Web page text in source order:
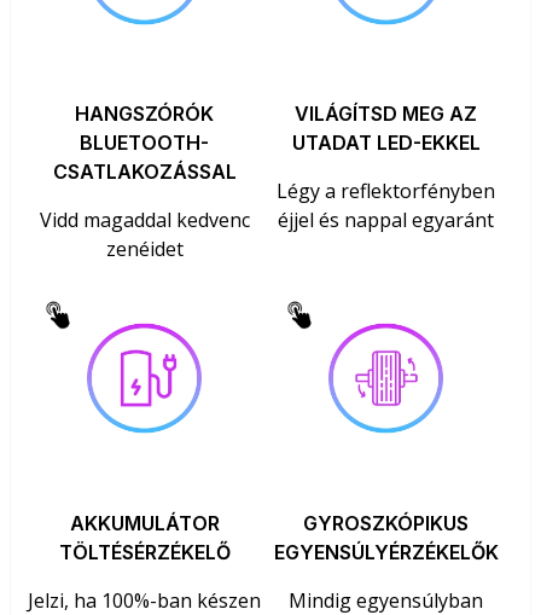
HANGSZÓRÓK
BLUETOOTH-
CSATLAKOZÁSSAL
Vidd magaddal kedvenc
zenéidet
VILÁGÍTSD MEG AZ
UTADAT LED-EKKEL
Légy a reflektorfényben
éjjel és nappal egyaránt
AKKUMULÁTOR
TÖLTÉSÉRZÉKELŐ
Jelzi, ha 100%-ban készen
GYROSZKÓPIKUS
EGYENSÚLYÉRZÉKELŐK
Mindig egyensúlyban